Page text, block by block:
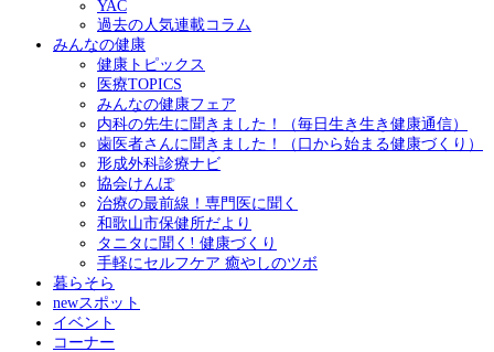
YAC
過去の人気連載コラム
みんなの健康
健康トピックス
医療TOPICS
みんなの健康フェア
内科の先生に聞きました！（毎日生き生き健康通信）
歯医者さんに聞きました！（口から始まる健康づくり）
形成外科診療ナビ
協会けんぽ
治療の最前線！専門医に聞く
和歌山市保健所だより
タニタに聞く! 健康づくり
手軽にセルフケア 癒やしのツボ
暮らそら
newスポット
イベント
コーナー